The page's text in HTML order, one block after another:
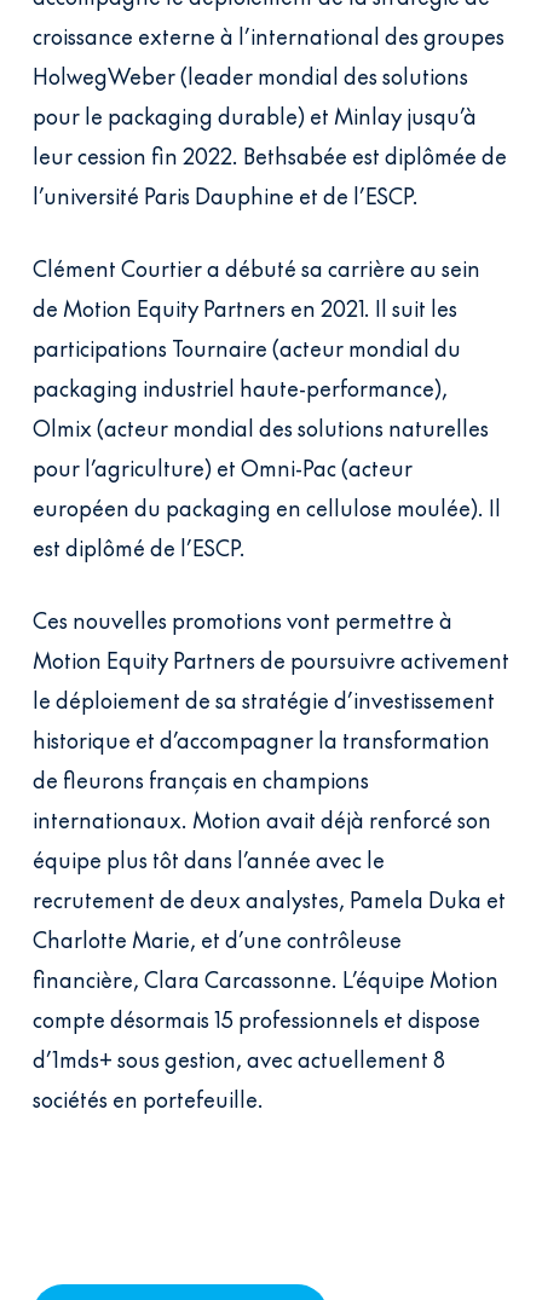
croissance externe à l’international des groupes
HolwegWeber (leader mondial des solutions
pour le packaging durable) et Minlay jusqu’à
leur cession fin 2022. Bethsabée est diplômée de
l’université Paris Dauphine et de l’ESCP.
Clément Courtier a débuté sa carrière au sein
de Motion Equity Partners en 2021. Il suit les
participations Tournaire (acteur mondial du
packaging industriel haute-performance),
Olmix (acteur mondial des solutions naturelles
pour l’agriculture) et Omni-Pac (acteur
européen du packaging en cellulose moulée). Il
est diplômé de l’ESCP.
Ces nouvelles promotions vont permettre à
Motion Equity Partners de poursuivre activement
le déploiement de sa stratégie d’investissement
historique et d’accompagner la transformation
de fleurons français en champions
internationaux. Motion avait déjà renforcé son
équipe plus tôt dans l’année avec le
recrutement de deux analystes, Pamela Duka et
Charlotte Marie, et d’une contrôleuse
financière, Clara Carcassonne. L’équipe Motion
compte désormais 15 professionnels et dispose
d’1mds+ sous gestion, avec actuellement 8
sociétés en portefeuille.